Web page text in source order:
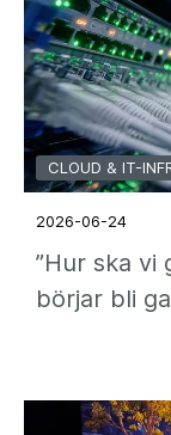
CLOUD & IT-
2026-06-24
”Hur ska vi
börjar bli